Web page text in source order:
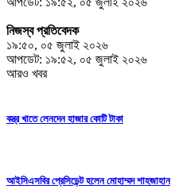
নিজস্ব প্রতিবেদক
১৯:৫০, ০৫ জুলাই ২০২৬
আপডেট: ১৯:৫২, ০৫ জুলাই ২০২৬
আরও খবর
বস্ত্র খাতে লেনদেন হাজার কোটি টাকা
আইসিএসবির প্রেসিডেন্ট হলেন মোহাম্মদ শাহজাহান